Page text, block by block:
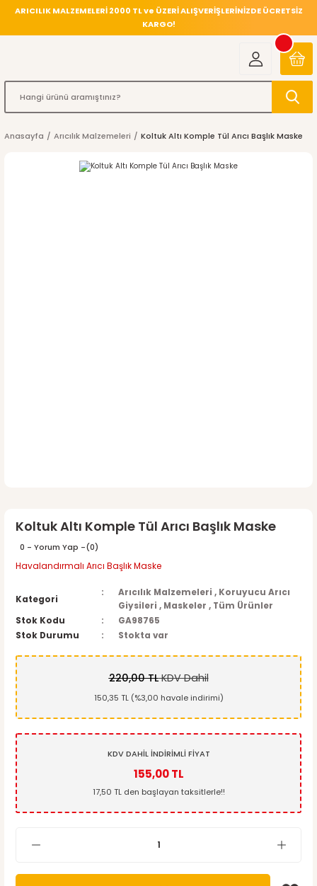
ARICILIK MALZEMELERİ 2000 TL ve ÜZERİ ALIŞVERİŞLERİNİZDE ÜCRETSİZ
KARGO!
Anasayfa Arıcılık Malzemeleri Koltuk Altı Komple Tül Arıcı Başlık Maske
Koltuk Altı Komple Tül Arıcı Başlık Maske
0 - Yorum Yap -(0)
Havalandırmalı Arıcı Başlık Maske
Kategori
Arıcılık Malzemeleri , Koruyucu Arıcı
Giysileri , Maskeler , Tüm Ürünler
Stok Kodu
GA98765
Stok Durumu
Stokta var
220,00 TLKDV Dahil
150,35 TL (%3,00 havale indirimi)
KDV DAHİL İNDİRİMLİ FİYAT
155,00 TL
17,50 TL den başlayan taksitlerle!!